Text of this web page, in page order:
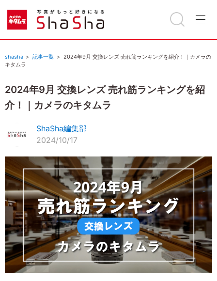
shasha 記事一覧
2024年9月 交換レンズ 売れ筋ランキングを紹介！｜カメラの
キタムラ
2024年9月 交換レンズ 売れ筋ランキングを紹
介！｜カメラのキタムラ
ShaSha編集部
2024/10/17